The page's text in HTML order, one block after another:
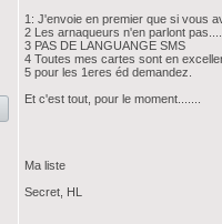
1: J'envoie en premier que si vous
2 Les arnaqueurs n'en parlont
3 PAS DE LANGUANGE SMS
4 Toutes mes cartes sont en
5 pour les 1eres éd demandez.
Et c'est tout, pour le moment.......
Ma liste
Secret, HL